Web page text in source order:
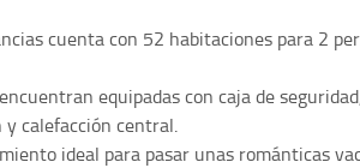
cuenta con 52 habitaciones para 2
equipadas con caja de
y calefacción central.
ideal para pasar unas románticas